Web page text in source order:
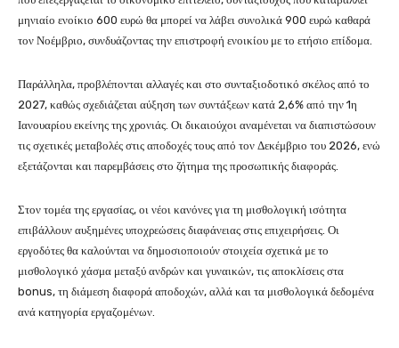
μηνιαίο ενοίκιο 600 ευρώ θα μπορεί να λάβει συνολικά 900 ευρώ καθαρά
τον Νοέμβριο, συνδυάζοντας την επιστροφή ενοικίου με το ετήσιο επίδομα.
Παράλληλα, προβλέπονται αλλαγές και στο συνταξιοδοτικό σκέλος από το
2027, καθώς σχεδιάζεται αύξηση των συντάξεων κατά 2,6% από την 1η
Ιανουαρίου εκείνης της χρονιάς. Οι δικαιούχοι αναμένεται να διαπιστώσουν
τις σχετικές μεταβολές στις αποδοχές τους από τον Δεκέμβριο του 2026, ενώ
εξετάζονται και παρεμβάσεις στο ζήτημα της προσωπικής διαφοράς.
Στον τομέα της εργασίας, οι νέοι κανόνες για τη μισθολογική ισότητα
επιβάλλουν αυξημένες υποχρεώσεις διαφάνειας στις επιχειρήσεις. Οι
εργοδότες θα καλούνται να δημοσιοποιούν στοιχεία σχετικά με το
μισθολογικό χάσμα μεταξύ ανδρών και γυναικών, τις αποκλίσεις στα
bonus, τη διάμεση διαφορά αποδοχών, αλλά και τα μισθολογικά δεδομένα
ανά κατηγορία εργαζομένων.